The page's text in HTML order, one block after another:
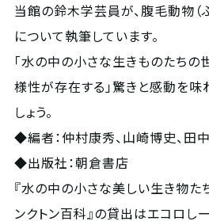
当館の鈴木学芸員が、腹毛動物（
について執筆しています。
「水の中の小さな生きものたち
様性が存在する」驚きと感動を味
しょう。
◆編者：仲村康秀、山崎博史、田
◆出版社：朝倉書店
『水の中の小さな美しい生き物
ンクトン百科』の貸出はエコロし